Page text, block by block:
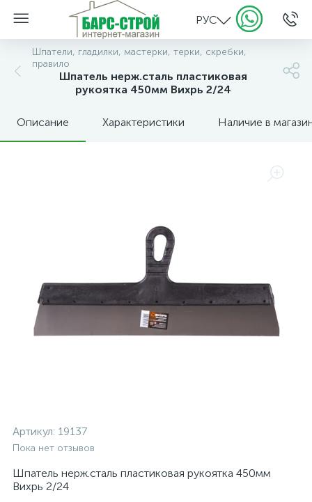
РУС
Шпатели, гладилки, мастерки, терки, скребки,
правило
Шпатель нерж.cталь пластиковая
рукоятка 450мм Вихрь 2/24
Описание Характеристики Наличие в
Артикул: 19137
Пока нет отзывов
Шпатель нерж.cталь пластиковая рукоятка 450мм
Вихрь 2/24